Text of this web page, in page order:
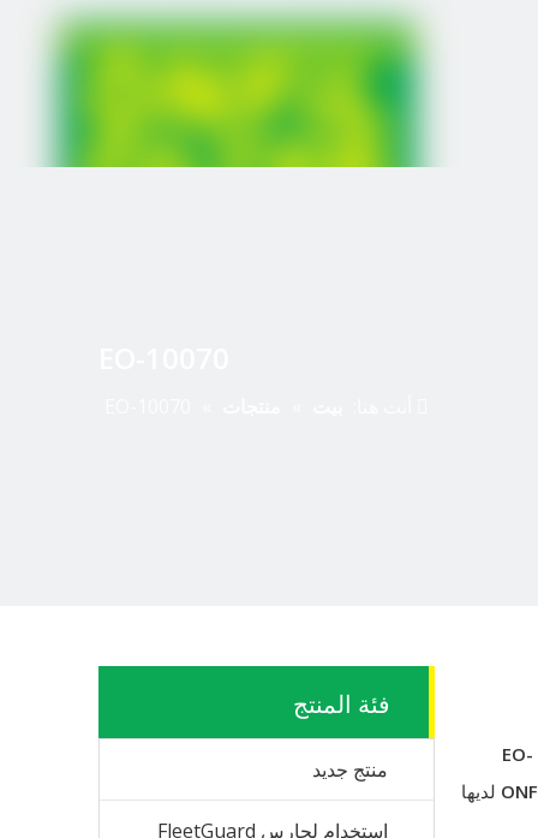
فئة المنتج
منتج جديد
استخدام لحارس FleetGuard
EO-
لديها